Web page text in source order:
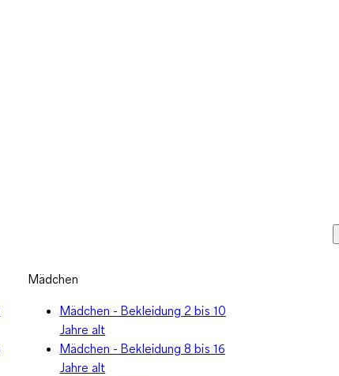
Mädchen
Mädchen - Bekleidung 2 bis 10
Jahre alt
Mädchen - Bekleidung 8 bis 16
Jahre alt